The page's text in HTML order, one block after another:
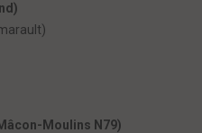
Moulins N79)